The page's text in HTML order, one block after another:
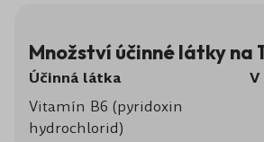
Množství účinné látky na
Účinná látka V
Vitamín B6 (pyridoxin
hydrochlorid)